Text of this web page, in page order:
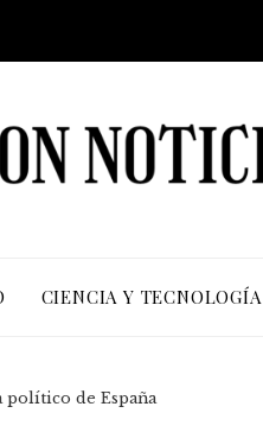
CIENCIA Y TECNOLOGÍA
político de España